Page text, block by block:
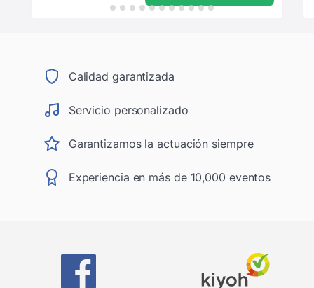
Calidad garantizada
Servicio personalizado
Garantizamos la actuación siempre
Experiencia en más de 10,000 eventos